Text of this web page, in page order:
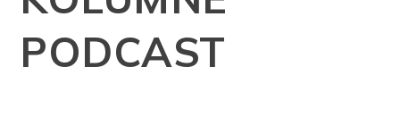
PODCAST